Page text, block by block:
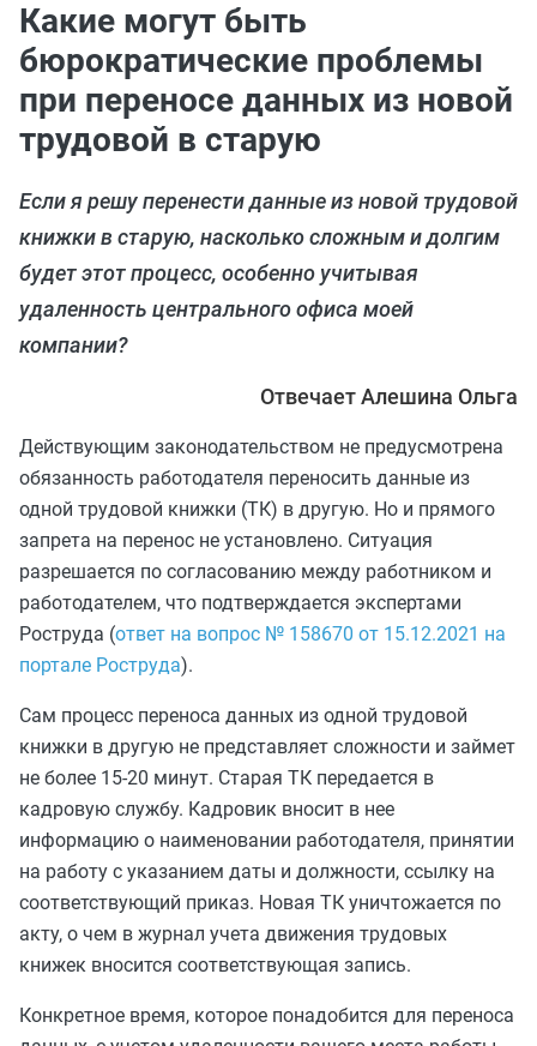
Какие могут быть
бюрократические проблемы
при переносе данных из новой
трудовой в старую
Если я решу перенести данные из новой трудовой
книжки в старую, насколько сложным и долгим
будет этот процесс, особенно учитывая
удаленность центрального офиса моей
компании?
Отвечает Алешина Ольга
Действующим законодательством не предусмотрена
обязанность работодателя переносить данные из
одной трудовой книжки (ТК) в другую. Но и прямого
запрета на перенос не установлено. Ситуация
разрешается по согласованию между работником и
работодателем, что подтверждается экспертами
Роструда (ответ на вопрос № 158670 от 15.12.2021 на
портале Роструда).
Сам процесс переноса данных из одной трудовой
книжки в другую не представляет сложности и займет
не более 15-20 минут. Старая ТК передается в
кадровую службу. Кадровик вносит в нее
информацию о наименовании работодателя, принятии
на работу с указанием даты и должности, ссылку на
соответствующий приказ. Новая ТК уничтожается по
акту, о чем в журнал учета движения трудовых
книжек вносится соответствующая запись.
Конкретное время, которое понадобится для переноса